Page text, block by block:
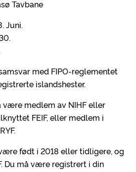
Tavbane
Juni.
med FIPO-reglementet
islandshester.
være medlem av NIHF eller
FEIF, eller medlem i
født i 2018 eller tidligere, og
Du må være registrert i din